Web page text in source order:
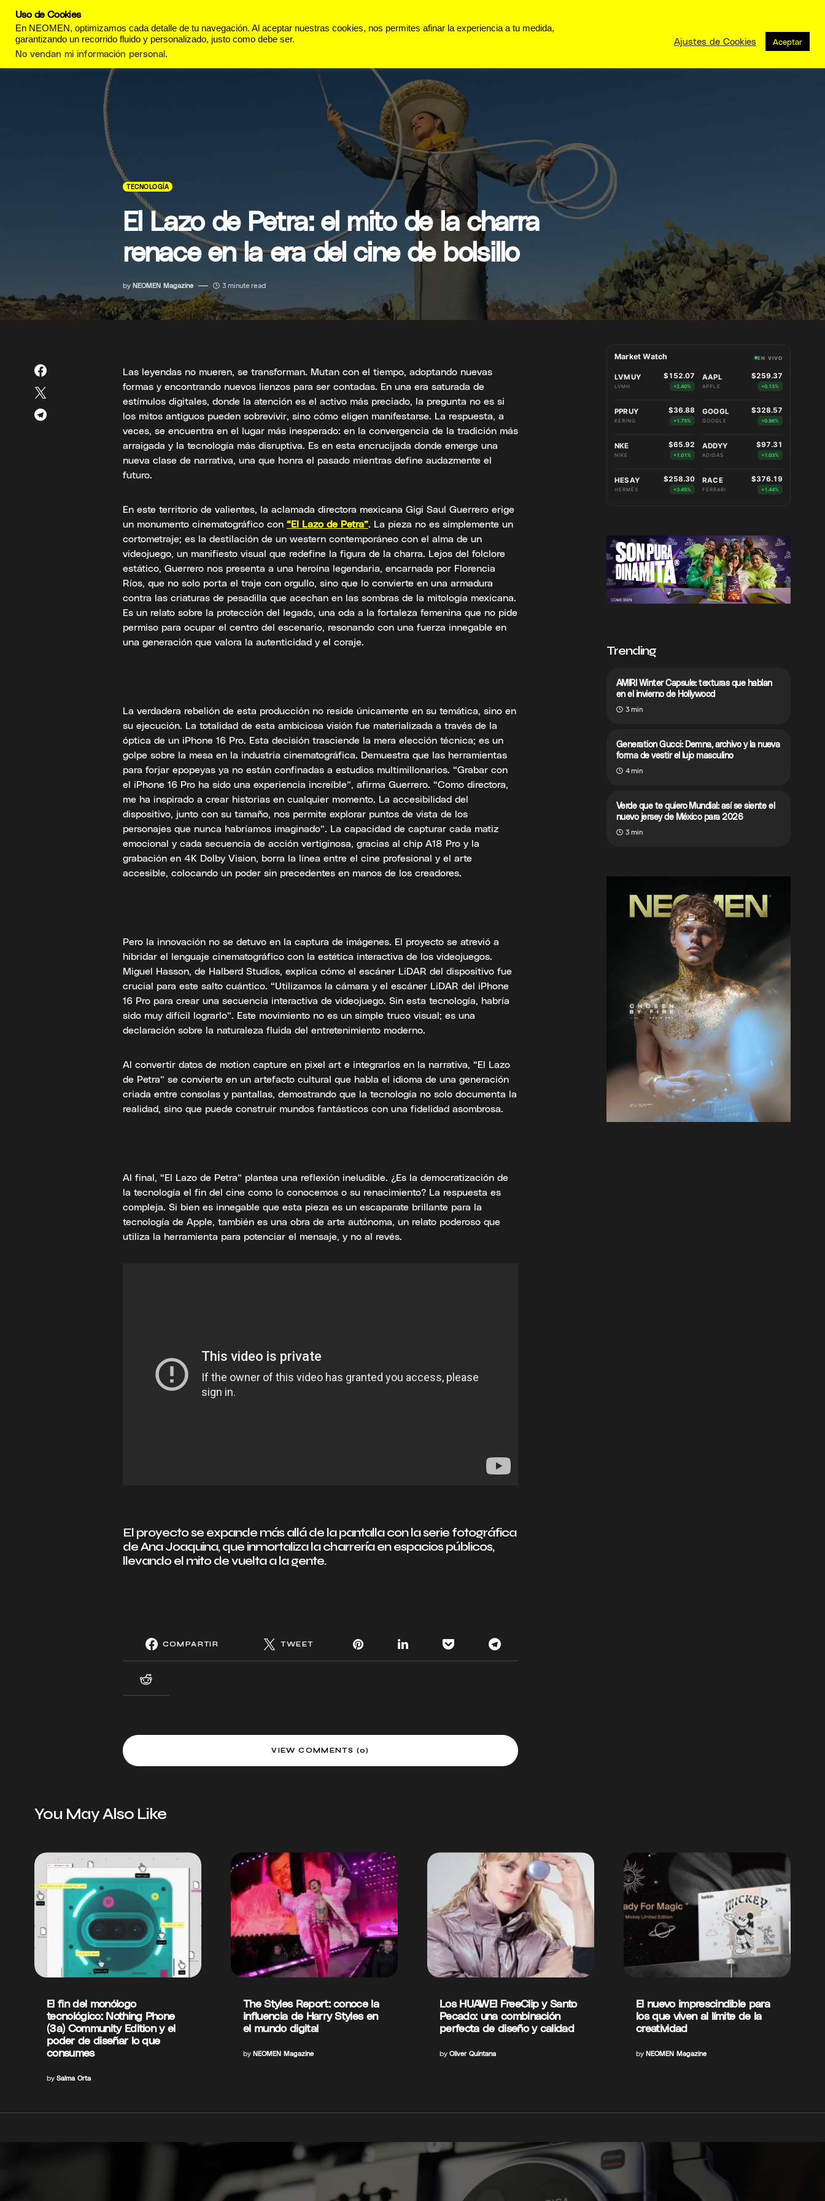
TECNOLOGÍA
El Lazo de Petra: el mito de la charra
renace en la era del cine de bolsillo
by NEOMEN Magazine 3 minute read
Las leyendas no mueren, se transforman. Mutan con el tiempo, adoptando nuevas
formas y encontrando nuevos lienzos para ser contadas. En una era saturada de
estímulos digitales, donde la atención es el activo más preciado, la pregunta no es si
los mitos antiguos pueden sobrevivir, sino cómo eligen manifestarse. La respuesta, a
veces, se encuentra en el lugar más inesperado: en la convergencia de la tradición más
arraigada y la tecnología más disruptiva. Es en esta encrucijada donde emerge una
nueva clase de narrativa, una que honra el pasado mientras define audazmente el
futuro.
En este territorio de valientes, la aclamada directora mexicana Gigi Saul Guerrero erige
un monumento cinematográfico con “El Lazo de Petra”. La pieza no es simplemente un
cortometraje; es la destilación de un western contemporáneo con el alma de un
videojuego, un manifiesto visual que redefine la figura de la charra. Lejos del folclore
estático, Guerrero nos presenta a una heroína legendaria, encarnada por Florencia
Ríos, que no solo porta el traje con orgullo, sino que lo convierte en una armadura
contra las criaturas de pesadilla que acechan en las sombras de la mitología mexicana.
Es un relato sobre la protección del legado, una oda a la fortaleza femenina que no pide
permiso para ocupar el centro del escenario, resonando con una fuerza innegable en
una generación que valora la autenticidad y el coraje.
La verdadera rebelión de esta producción no reside únicamente en su temática, sino en
su ejecución. La totalidad de esta ambiciosa visión fue materializada a través de la
óptica de un iPhone 16 Pro. Esta decisión trasciende la mera elección técnica; es un
golpe sobre la mesa en la industria cinematográfica. Demuestra que las herramientas
para forjar epopeyas ya no están confinadas a estudios multimillonarios. “Grabar con
el iPhone 16 Pro ha sido una experiencia increíble”, afirma Guerrero. “Como directora,
me ha inspirado a crear historias en cualquier momento. La accesibilidad del
dispositivo, junto con su tamaño, nos permite explorar puntos de vista de los
personajes que nunca habríamos imaginado”. La capacidad de capturar cada matiz
emocional y cada secuencia de acción vertiginosa, gracias al chip A18 Pro y la
grabación en 4K Dolby Vision, borra la línea entre el cine profesional y el arte
accesible, colocando un poder sin precedentes en manos de los creadores.
Pero la innovación no se detuvo en la captura de imágenes. El proyecto se atrevió a
hibridar el lenguaje cinematográfico con la estética interactiva de los videojuegos.
Miguel Hasson, de Halberd Studios, explica cómo el escáner LiDAR del dispositivo fue
crucial para este salto cuántico. “Utilizamos la cámara y el escáner LiDAR del iPhone
16 Pro para crear una secuencia interactiva de videojuego. Sin esta tecnología, habría
sido muy difícil lograrlo”. Este movimiento no es un simple truco visual; es una
declaración sobre la naturaleza fluida del entretenimiento moderno.
Al convertir datos de motion capture en pixel art e integrarlos en la narrativa, “El Lazo
de Petra” se convierte en un artefacto cultural que habla el idioma de una generación
criada entre consolas y pantallas, demostrando que la tecnología no solo documenta la
realidad, sino que puede construir mundos fantásticos con una fidelidad asombrosa.
Al final, “El Lazo de Petra” plantea una reflexión ineludible. ¿Es la democratización de
la tecnología el fin del cine como lo conocemos o su renacimiento? La respuesta es
compleja. Si bien es innegable que esta pieza es un escaparate brillante para la
tecnología de Apple, también es una obra de arte autónoma, un relato poderoso que
utiliza la herramienta para potenciar el mensaje, y no al revés.
El proyecto se expande más allá de la pantalla con la serie fotográfica
de Ana Joaquina, que inmortaliza la charrería en espacios públicos,
llevando el mito de vuelta a la gente.
COMPARTIR TWEET
VIEW COMMENTS (0)
Market Watch EN VIVO
LVMUY
LVMH
$152.07
+2.40%
AAPL
APPLE
$259.37
+0.13%
PPRUY
KERING
$36.88
+1.75%
GOOGL
GOOGLE
$328.57
+0.96%
NKE
NIKE
$65.92
+1.01%
ADDYY
ADIDAS
$97.31
+1.03%
HESAY
HERMÈS
$258.30
+3.45%
RACE
FERRARI
$376.19
+1.44%
Trending
AMIRI Winter Capsule: texturas que hablan
en el invierno de Hollywood
3 min
Generation Gucci: Demna, archivo y la nueva
forma de vestir el lujo masculino
4 min
Verde que te quiero Mundial: así se siente el
nuevo jersey de México para 2026
3 min
You May Also Like
El fin del monólogo
tecnológico: Nothing Phone
(3a) Community Edition y el
poder de diseñar lo que
consumes
by Salma Orta
The Styles Report: conoce la
influencia de Harry Styles en
el mundo digital
by NEOMEN Magazine
Los HUAWEI FreeClip y Santo
Pecado: una combinación
perfecta de diseño y calidad
by Oliver Quintana
El nuevo imprescindible para
los que viven al límite de la
creatividad
by NEOMEN Magazine
Uso de Cookies
En NEOMEN, optimizamos cada detalle de tu navegación. Al aceptar nuestras cookies, nos permites afinar la experiencia a tu medida,
garantizando un recorrido fluido y personalizado, justo como debe ser.
No vendan mi información personal.
Ajustes de Cookies Aceptar